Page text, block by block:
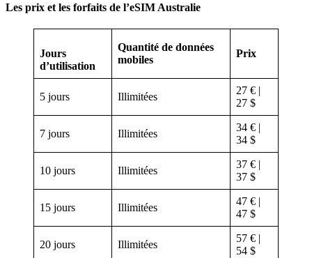
Les prix et les forfaits de l’eSIM Australie
Jours
d’utilisation
Quantité de données
mobiles
Prix ​​
5 jours Illimitées
27 € |
27 $
7 jours Illimitées
34 € |
34 $
10 jours Illimitées
37 € |
37 $
15 jours Illimitées
47 € |
47 $
20 jours Illimitées
57 € |
54 $